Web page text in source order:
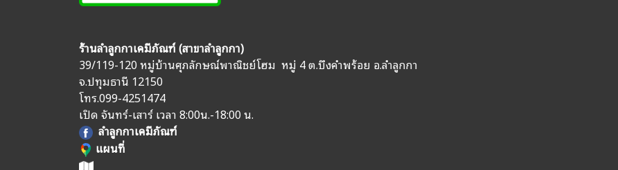
ร้านลำลูกกาเคมีภัณฑ์ (สาขาลำลูกกา)
39/119-120 หมู่บ้านศุภลักษณ์พาณิชย์โฮม หมู่ 4 ต.บึงคำพร้อย อ.ลำลูกกา
จ.ปทุมธานี 12150
โทร.099-4251474
เปิด จันทร์-เสาร์ เวลา 8:00น.-18:00 น.
ลำลูกกาเคมีภัณฑ์
แผนที่